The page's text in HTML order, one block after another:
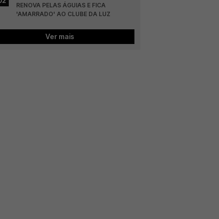
RENOVA PELAS ÁGUIAS E FICA
'AMARRADO' AO CLUBE DA LUZ
Ver mais